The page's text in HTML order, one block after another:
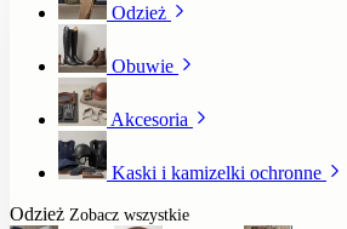
Odzież
Obuwie
Akcesoria
Kaski i kamizelki ochronne
Odzież Zobacz wszystkie